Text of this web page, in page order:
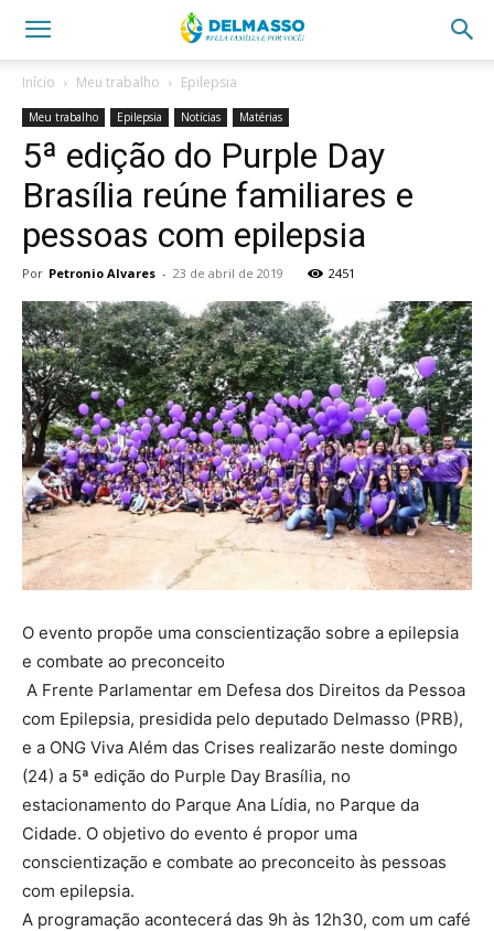
Início Meu trabalho Epilepsia
Meu trabalho Epilepsia Notícias Matérias
5ª edição do Purple Day
Brasília reúne familiares e
pessoas com epilepsia
Por Petronio Alvares - 23 de abril de 2019 2451
O evento propõe uma conscientização sobre a epilepsia
e combate ao preconceito
A Frente Parlamentar em Defesa dos Direitos da Pessoa
com Epilepsia, presidida pelo deputado Delmasso (PRB),
e a ONG Viva Além das Crises realizarão neste domingo
(24) a 5ª edição do Purple Day Brasília, no
estacionamento do Parque Ana Lídia, no Parque da
Cidade. O objetivo do evento é propor uma
conscientização e combate ao preconceito às pessoas
com epilepsia.
A programação acontecerá das 9h às 12h30, com um café